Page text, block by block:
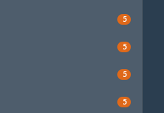
5
5
5
5